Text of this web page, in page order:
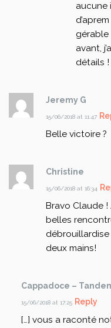
aucune
gérable
avant,
détails !
Jeremy G
15/06/2018 at 11:47
Belle victoire ?
Christine
15/06/2018 at 16:34
Bravo Claude
belles
débrouillardise
deux mains!
Cappadoce –
15/06/2018 at 17:25 Reply
[…] vous a raconté